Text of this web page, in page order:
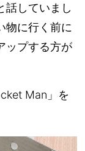
話していまし
物に行く前に
ップする方が
Man」を